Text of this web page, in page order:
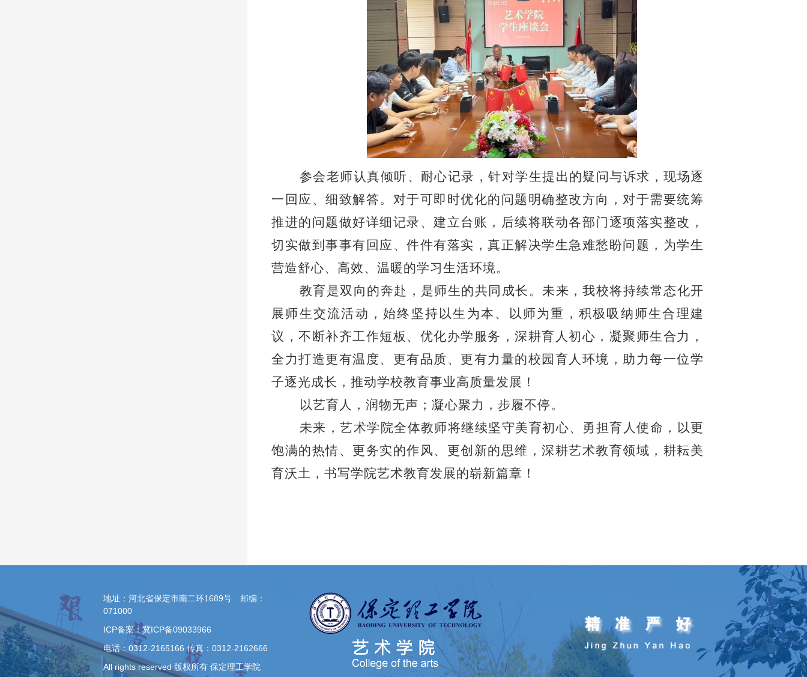
参会老师认真倾听、耐心记录，针对学生提出的疑问与诉求，现场逐
一回应、细致解答。对于可即时优化的问题明确整改方向，对于需要统筹
推进的问题做好详细记录、建立台账，后续将联动各部门逐项落实整改，
切实做到事事有回应、件件有落实，真正解决学生急难愁盼问题，为学生
营造舒心、高效、温暖的学习生活环境。
教育是双向的奔赴，是师生的共同成长。未来，我校将持续常态化开
展师生交流活动，始终坚持以生为本、以师为重，积极吸纳师生合理建
议，不断补齐工作短板、优化办学服务，深耕育人初心，凝聚师生合力，
全力打造更有温度、更有品质、更有力量的校园育人环境，助力每一位学
子逐光成长，推动学校教育事业高质量发展！
以艺育人，润物无声；凝心聚力，步履不停。
未来，艺术学院全体教师将继续坚守美育初心、勇担育人使命，以更
饱满的热情、更务实的作风、更创新的思维，深耕艺术教育领域，耕耘美
育沃土，书写学院艺术教育发展的崭新篇章！
地址：河北省保定市南二环1689号 邮编：
071000
ICP备案：冀ICP备09033966
电话：0312-2165166 传真：0312-2162666
All rights reserved 版权所有 保定理工学院